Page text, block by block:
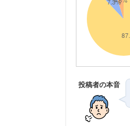
投稿者の本音